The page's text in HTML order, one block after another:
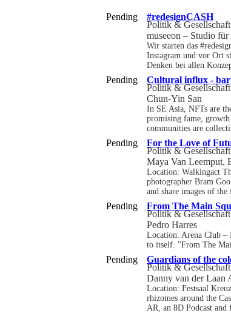
Pending #redesignCASH
Politik & Gesellschaft
museeon – Studio
Wir starten das
Instagram und vor Ort
Denken bei allen
Pending Cultural influx -
Politik & Gesellschaft
Chun-Yin San
In SE Asia, NFTs are
promising fame,
communities are
Pending For the Love of
Politik & Gesellschaft
Maya Van Leemput,
Location: Walkingact
photographer Bram
and share images of the
Pending From The Main
Politik & Gesellschaft
Pedro Harres
Location: Arena Club –
to itself. "From The
Pending Guardians of the
Politik & Gesellschaft
Danny van der Laan
Location: Festsaal
rhizomes around the
AR, an 8D Podcast and